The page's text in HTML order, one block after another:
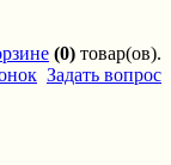
(0) товар(ов).
Задать вопрос